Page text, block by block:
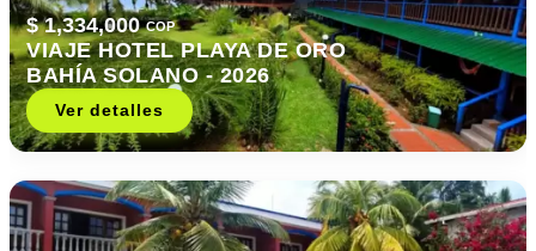
$ 1,334,000COP
VIAJE HOTEL PLAYA DE ORO
BAHÍA SOLANO - 2026
Ver detalles